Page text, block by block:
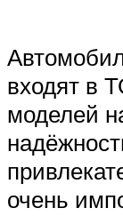
входят в
моделей
очень